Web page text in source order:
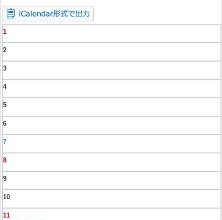
1
2
3
4
5
6
7
8
9
10
11